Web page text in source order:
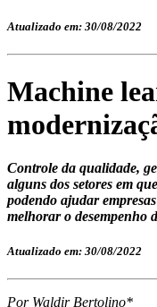
Atualizado em: 30/08/2022
Machine
Controle da qualidade,
alguns dos setores em
podendo ajudar
melhorar o desempenho
Atualizado em: 30/08/2022
Por Waldir Bertolino*